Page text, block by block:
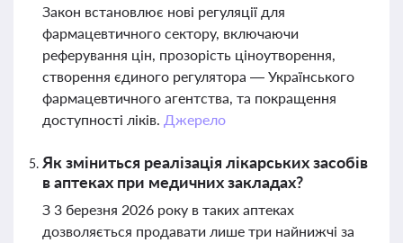
Закон встановлює нові регуляції для
фармацевтичного сектору, включаючи
реферування цін, прозорість ціноутворення,
створення єдиного регулятора — Українського
фармацевтичного агентства, та покращення
доступності ліків. Джерело
Як зміниться реалізація лікарських засобів
в аптеках при медичних закладах?
З 3 березня 2026 року в таких аптеках
дозволяється продавати лише три найнижчі за